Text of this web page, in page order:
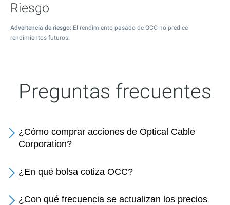
Riesgo
Advertencia de riesgo: El rendimiento pasado de OCC no predice
rendimientos futuros.
Preguntas frecuentes
¿Cómo comprar acciones de Optical Cable
Corporation?
¿En qué bolsa cotiza OCC?
¿Con qué frecuencia se actualizan los precios